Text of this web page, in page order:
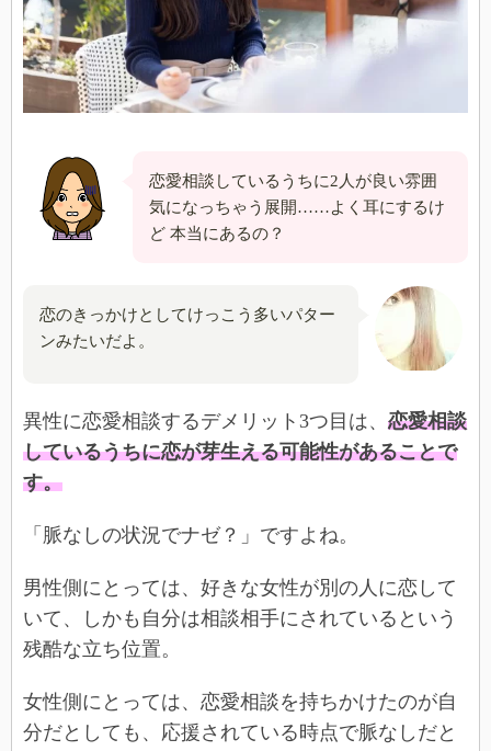
恋愛相談しているうちに2人が良い雰囲
気になっちゃう展開……よく耳にするけ
ど 本当にあるの？
恋のきっかけとしてけっこう多いパター
ンみたいだよ。
異性に恋愛相談するデメリット3つ目は、 恋愛相談
しているうちに恋が芽生える可能性があることで
す。
「脈なしの状況でナゼ？」ですよね。
男性側にとっては、好きな女性が別の人に恋して
いて、しかも自分は相談相手にされているという
残酷な立ち位置。
女性側にとっては、恋愛相談を持ちかけたのが自
分だとしても、応援されている時点で脈なしだと